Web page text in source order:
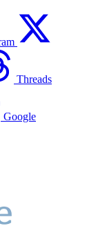
Threads
Google